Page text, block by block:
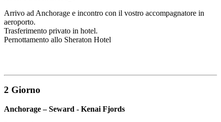
Arrivo ad Anchorage e incontro con il vostro accompagnatore in
aeroporto.
Trasferimento privato in hotel.
Pernottamento allo Sheraton Hotel
2 Giorno
Anchorage – Seward - Kenai Fjords